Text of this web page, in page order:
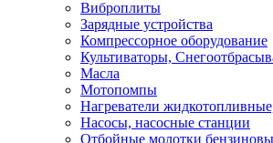
Виброплиты
Зарядные устройства
Компрессорное оборудование
Культиваторы,
Масла
Мотопомпы
Нагреватели
Насосы, насосные станции
Отбойные молотки